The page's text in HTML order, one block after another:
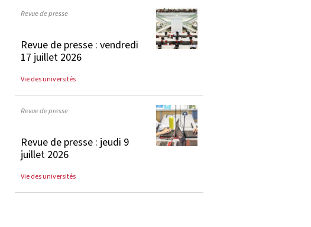
Revue de presse
Revue de presse : vendredi
17 juillet 2026
Vie des universités
Revue de presse
Revue de presse : jeudi 9
juillet 2026
Vie des universités